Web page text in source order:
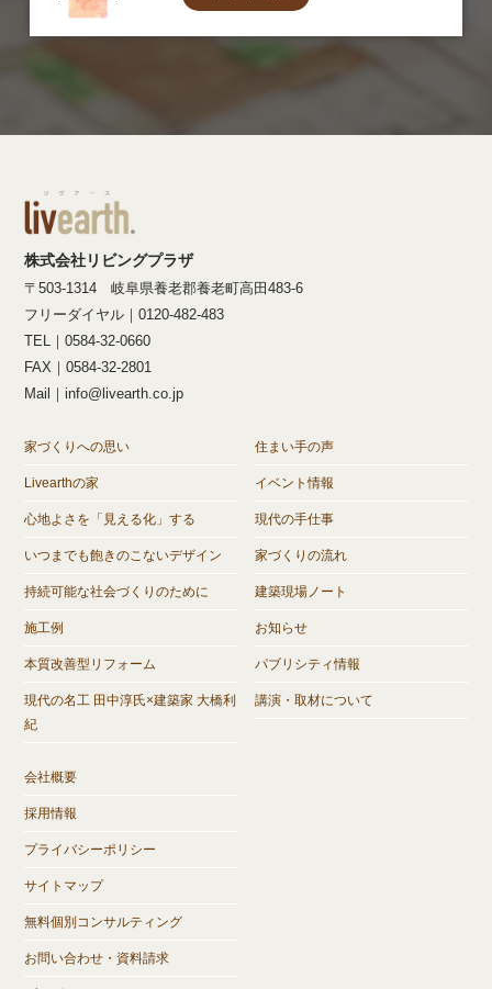
株式会社リビングプラザ
〒503-1314 岐阜県養老郡養老町高田483-6
フリーダイヤル｜0120-482-483
TEL｜0584-32-0660
FAX｜0584-32-2801
Mail｜info@livearth.co.jp
家づくりへの思い
Livearthの家
心地よさを「見える化」する
いつまでも飽きのこないデザイン
持続可能な社会づくりのために
施工例
本質改善型リフォーム
現代の名工 田中淳氏×建築家 大橋利
紀
住まい手の声
イベント情報
現代の手仕事
家づくりの流れ
建築現場ノート
お知らせ
パブリシティ情報
講演・取材について
会社概要
採用情報
プライバシーポリシー
サイトマップ
無料個別コンサルティング
お問い合わせ・資料請求